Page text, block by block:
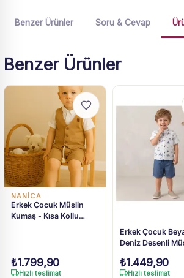
Benzer Ürünler Soru & Cevap
Benzer Ürünler
NANICA
Erkek Çocuk Müslin
Kumaş - Kısa Kollu
₺1.799,90
Hızlı teslimat
Erkek Çocuk
Deniz Desenli
Takım 5-8 Yaş
₺1.449,90
Hızlı teslimat